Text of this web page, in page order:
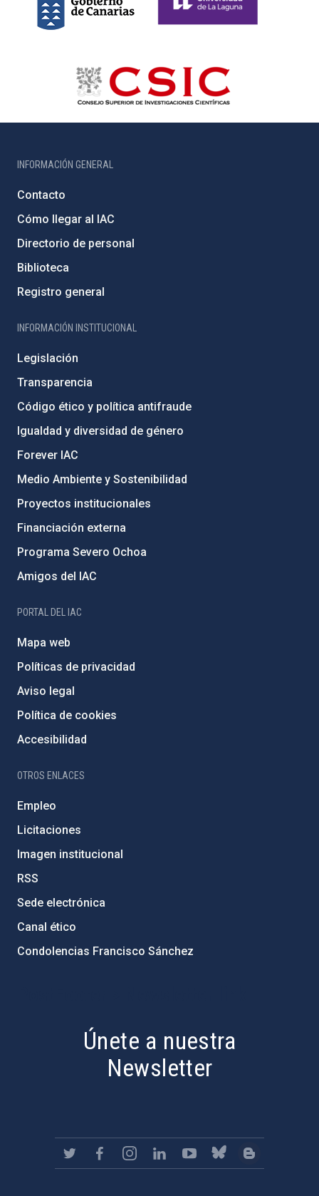
INFORMACIÓN GENERAL
Contacto
Cómo llegar al IAC
Directorio de personal
Biblioteca
Registro general
INFORMACIÓN INSTITUCIONAL
Legislación
Transparencia
Código ético y política antifraude
Igualdad y diversidad de género
Forever IAC
Medio Ambiente y Sostenibilidad
Proyectos institucionales
Financiación externa
Programa Severo Ochoa
Amigos del IAC
PORTAL DEL IAC
Mapa web
Políticas de privacidad
Aviso legal
Política de cookies
Accesibilidad
OTROS ENLACES
Empleo
Licitaciones
Imagen institucional
RSS
Sede electrónica
Canal ético
Condolencias Francisco Sánchez
Únete a nuestra
Newsletter